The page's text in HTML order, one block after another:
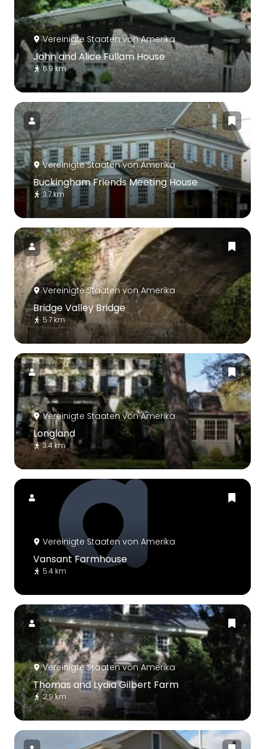
Vereinigte Staaten von Amerika
John and Alice Fullam House
6.9 km
Vereinigte Staaten von Amerika
Buckingham Friends Meeting House
3.7 km
Vereinigte Staaten von Amerika
Bridge Valley Bridge
5.7 km
Vereinigte Staaten von Amerika
Longland
3.4 km
Vereinigte Staaten von Amerika
Vansant Farmhouse
5.4 km
Vereinigte Staaten von Amerika
Thomas and Lydia Gilbert Farm
2.9 km